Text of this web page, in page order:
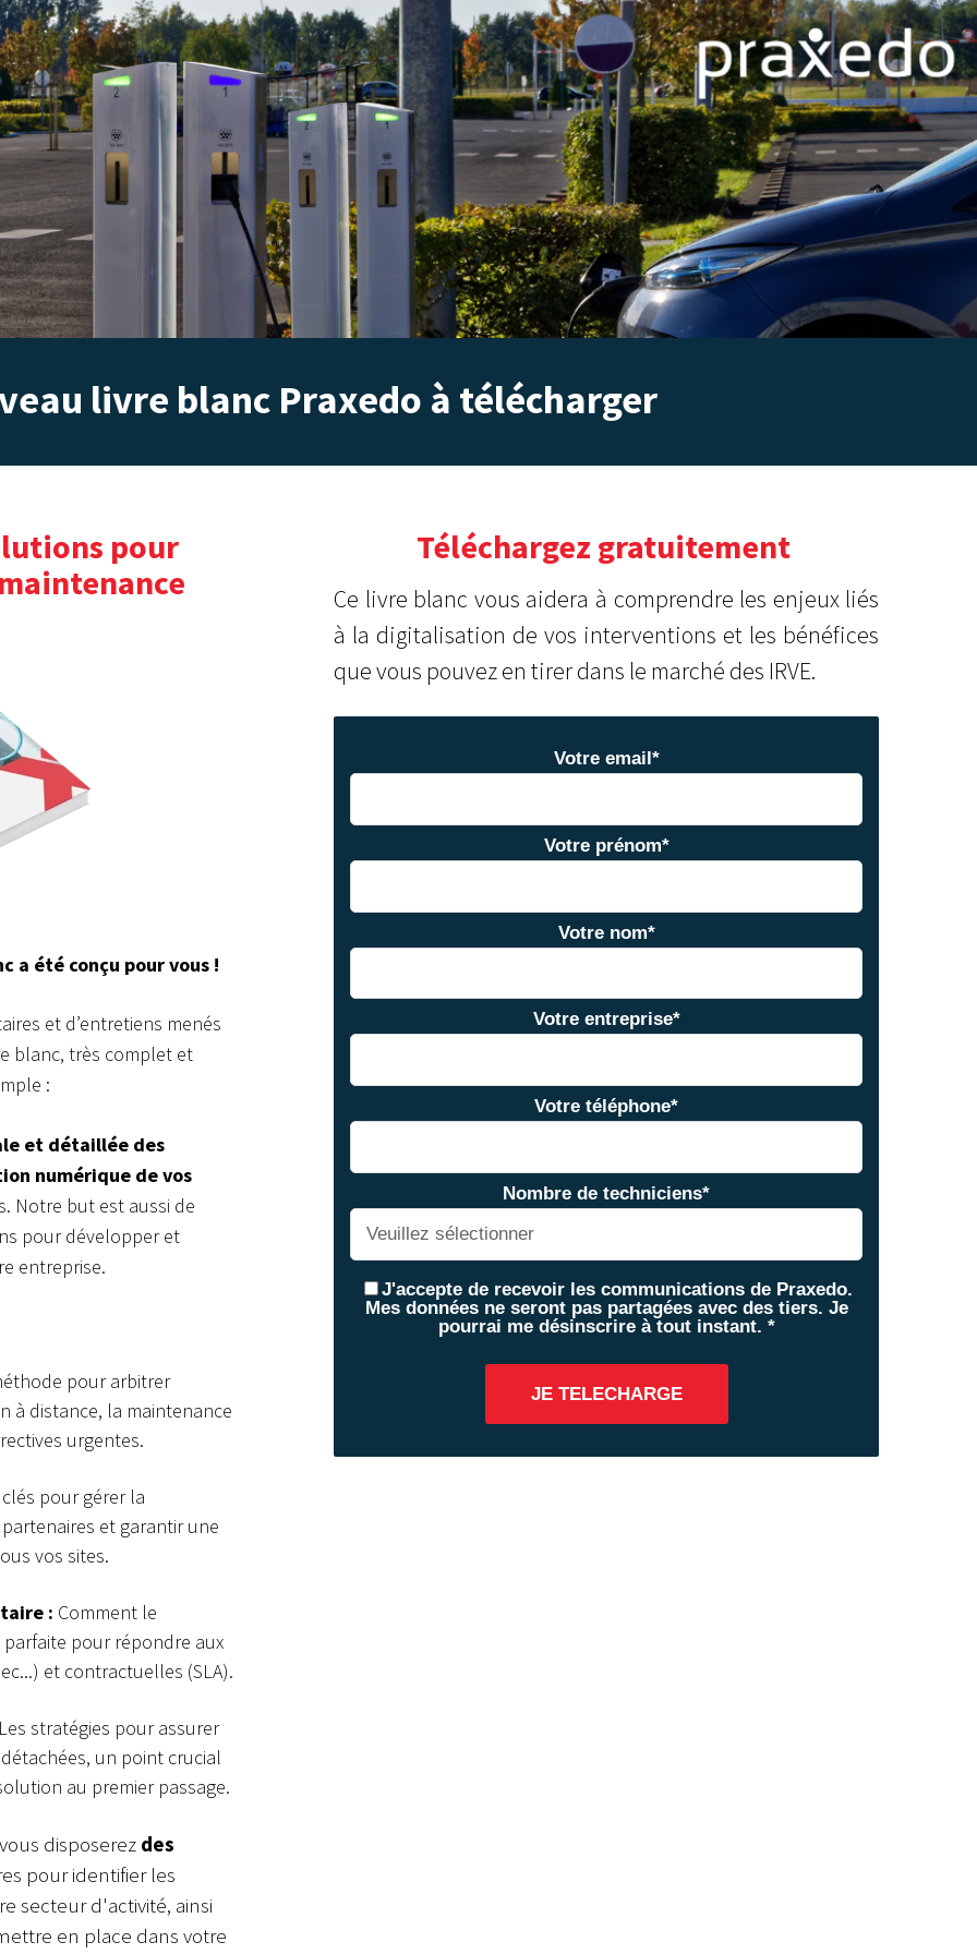
livre blanc Praxedo à télécharger
pour
a été conçu pour vous !
et d’entretiens menés
blanc, très complet et
:
et détaillée des
numérique de vos
Notre but est aussi de
pour développer et
entreprise.
pour arbitrer
à distance, la maintenance
urgentes.
clés pour gérer la
et garantir une
vos sites.
: Comment le
pour répondre aux
et contractuelles (SLA).
Les stratégies pour assurer
un point crucial
au premier passage.
disposerez des
pour identifier les
secteur d'activité, ainsi
en place dans votre
Téléchargez gratuitement
Ce livre blanc vous aidera à comprendre les enjeux liés
à la digitalisation de vos interventions et les bénéfices
que vous pouvez en tirer dans le marché des IRVE.
Votre email*
Votre prénom*
Votre nom*
Votre entreprise*
Votre téléphone*
Nombre de techniciens*
J'accepte de recevoir les communications de Praxedo.
Mes données ne seront pas partagées avec des tiers. Je
pourrai me désinscrire à tout instant. *